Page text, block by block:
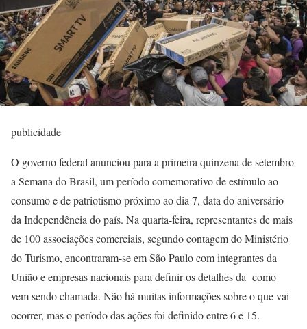
publicidade
O governo federal anunciou para a primeira quinzena de setembro
a Semana do Brasil, um período comemorativo de estímulo ao
consumo e de patriotismo próximo ao dia 7, data do aniversário
da Independência do país. Na quarta-feira, representantes de mais
de 100 associações comerciais, segundo contagem do Ministério
do Turismo, encontraram-se em São Paulo com integrantes da
União e empresas nacionais para definir os detalhes da como
vem sendo chamada. Não há muitas informações sobre o que vai
ocorrer, mas o período das ações foi definido entre 6 e 15.